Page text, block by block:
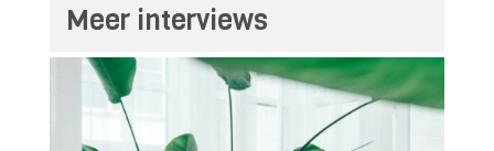
Meer interviews